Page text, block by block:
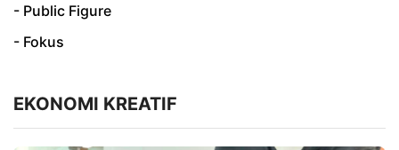
- Public Figure
- Fokus
EKONOMI KREATIF